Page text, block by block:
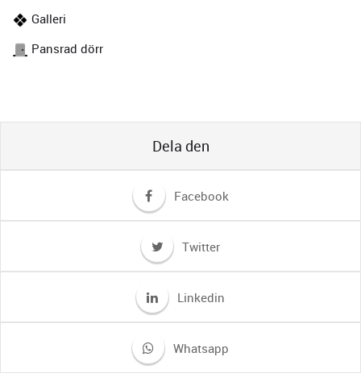
Galleri
Pansrad dörr
Dela den
Facebook
Twitter
Linkedin
Whatsapp